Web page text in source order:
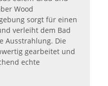
Wood
sorgt für einen
verleiht dem Bad
Ausstrahlung. Die
gearbeitet und
echte